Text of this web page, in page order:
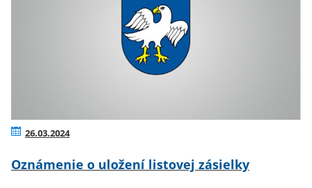
26.03.2024
Oznámenie o uložení listovej zásielky